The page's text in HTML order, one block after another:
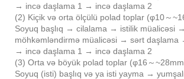
→ incə daşlama 1 → incə daşlama 2
(2) Kiçik və orta ölçülü polad toplar (φ10～
Soyuq başlıq → cilalama → istilik müalicəsi
möhkəmləndirmə müalicəsi → sərt daşlama
→ incə daşlama 1 → incə daşlama 2
(3) Orta və böyük polad toplar (φ16～
Soyuq (isti) başlıq və ya isti yayma →